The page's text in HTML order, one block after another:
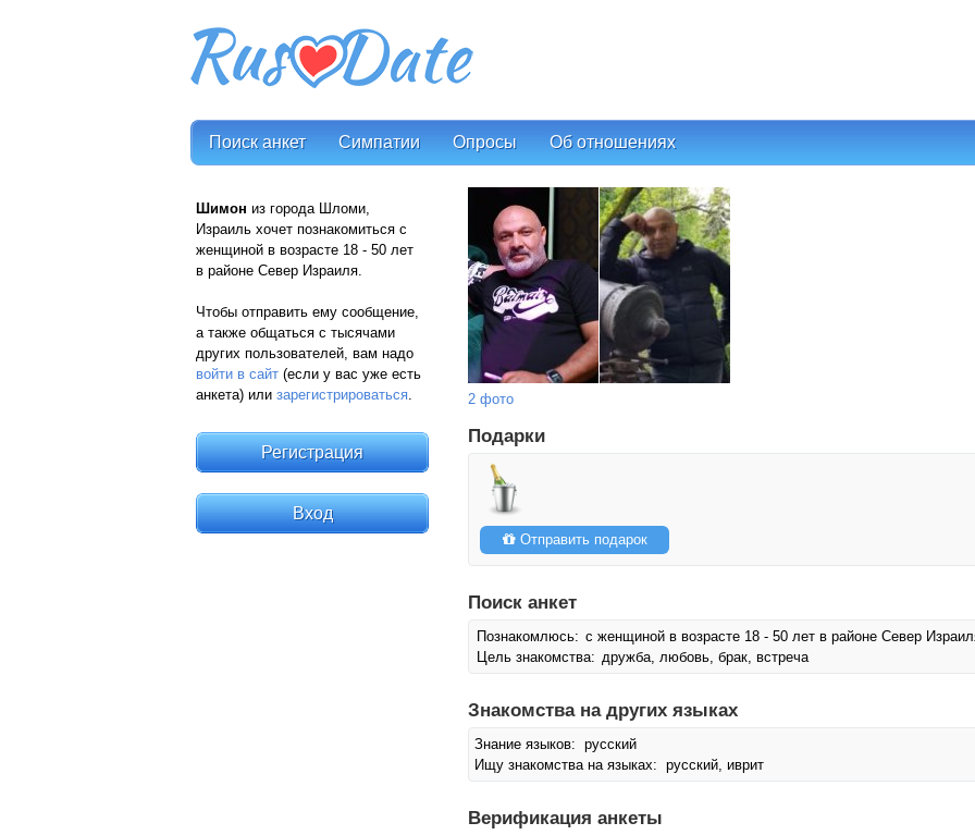
Поиск анкет Симпатии Опросы Об отношениях
Шимон из города Шломи,
Израиль хочет познакомиться с
женщиной в возрасте 18 - 50 лет
в районе Север Израиля.
Чтобы отправить ему сообщение,
а также общаться с тысячами
других пользователей, вам надо
войти в сайт (если у вас уже есть
анкета) или зарегистрироваться. 2 фото
Подарки
Отправить подарок
Поиск анкет
Познакомлюсь: с женщиной в возрасте 18 - 50 лет в районе Север
Цель знакомства: дружба, любовь, брак, встреча
Знакомства на других языках
Знание языков: русский
Ищу знакомства на языках: русский, иврит
Верификация анкеты